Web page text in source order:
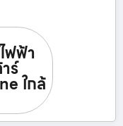
ฟฟ้า
ร์
ใกล้